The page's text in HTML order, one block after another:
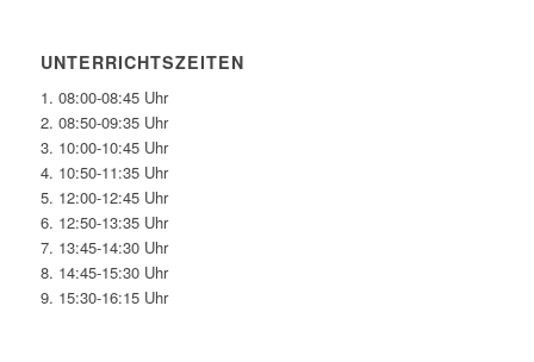
UNTERRICHTSZEITEN
1. 08:00-08:45 Uhr
2. 08:50-09:35 Uhr
3. 10:00-10:45 Uhr
4. 10:50-11:35 Uhr
5. 12:00-12:45 Uhr
6. 12:50-13:35 Uhr
7. 13:45-14:30 Uhr
8. 14:45-15:30 Uhr
9. 15:30-16:15 Uhr